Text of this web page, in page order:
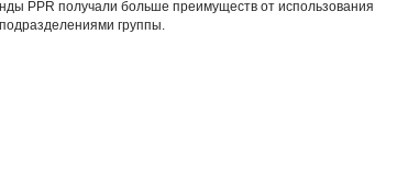
PPR получали больше преимуществ от использования
группы.